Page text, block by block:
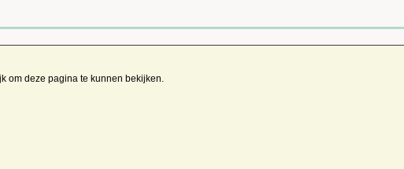
om deze pagina te kunnen bekijken.